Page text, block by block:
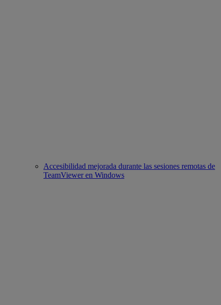
Accesibilidad mejorada durante las sesiones remotas de
TeamViewer en Windows